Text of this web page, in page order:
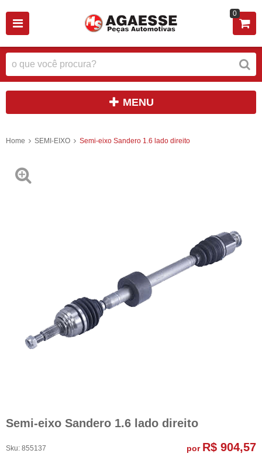
0
MENU
Home SEMI-EIXO Semi-eixo Sandero 1.6 lado direito
Semi-eixo Sandero 1.6 lado direito
Sku: 855137
por R$ 904,57